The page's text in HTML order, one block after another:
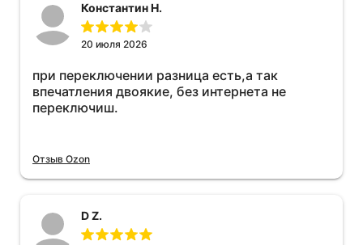
Константин Н.
20 июля 2026
при переключении разница есть,а так
впечатления двоякие, без интернета не
переключиш.
Отзыв Ozon
D Z.